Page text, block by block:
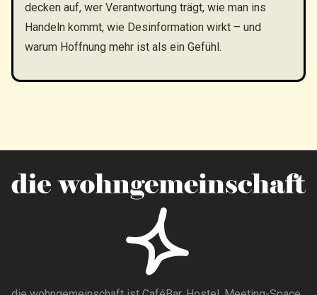
decken auf, wer Verantwortung trägt, wie man ins
Handeln kommt, wie Desinformation wirkt – und
warum Hoffnung mehr ist als ein Gefühl.